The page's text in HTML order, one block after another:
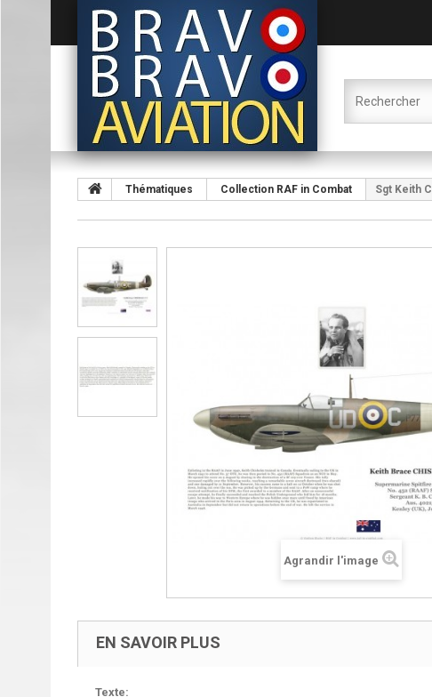
Thématiques Collection RAF in Combat Sgt Keith
Agrandir l'image
EN SAVOIR PLUS
Texte: